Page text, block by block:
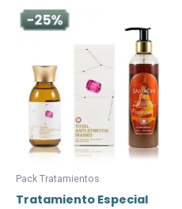
Pack Tratamientos
Tratamiento Especial